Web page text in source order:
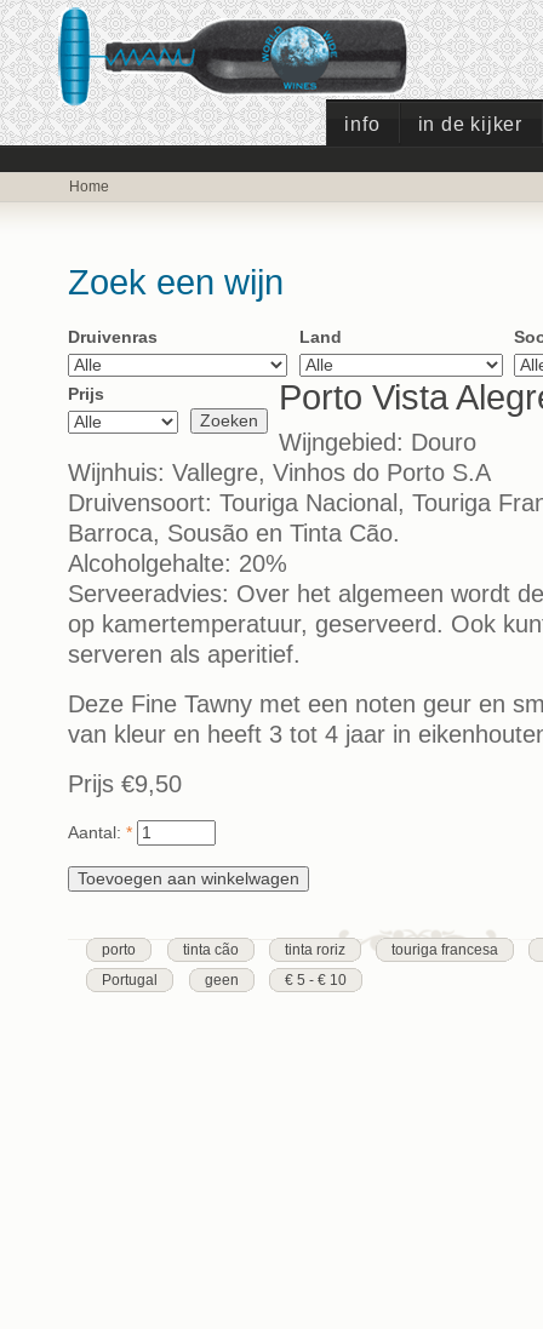
info in de kijker
Home
Zoek een wijn
Druivenras Land
Prijs Porto Vista
Wijngebied: Douro
Wijnhuis: Vallegre, Vinhos do Porto S.A
Druivensoort: Touriga Nacional, Touriga
Barroca, Sousão en Tinta Cão.
Alcoholgehalte: 20%
Serveeradvies: Over het algemeen wordt
op kamertemperatuur, geserveerd. Ook
serveren als aperitief.
Deze Fine Tawny met een noten geur en
van kleur en heeft 3 tot 4 jaar in
Prijs €9,50
Aantal: *
porto tinta cão tinta roriz
touriga francesa
Portugal
geen € 5 - € 10